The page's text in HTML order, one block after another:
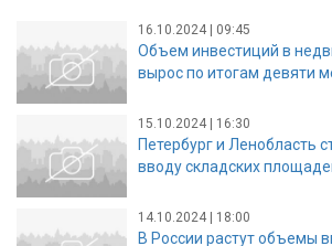
16.10.2024 | 09:45
Объем инвестиций в
вырос по итогам девяти
15.10.2024 | 16:30
Петербург и Ленобласть
вводу складских
14.10.2024 | 18:00
В России растут объемы